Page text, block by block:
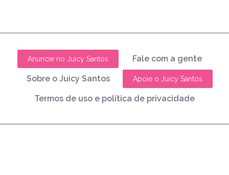
Anuncie no Juicy Santos Fale com a gente
Sobre o Juicy Santos Apoie o Juicy Santos
Termos de uso e política de privacidade